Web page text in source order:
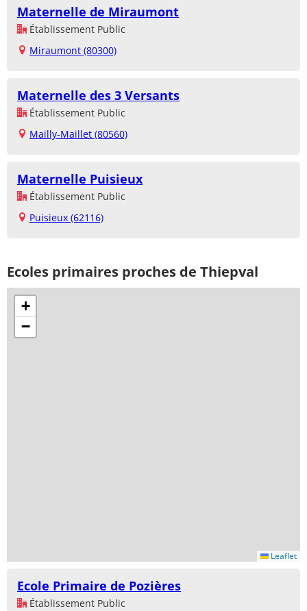
Maternelle de Miraumont
Établissement Public
Miraumont (80300)
Maternelle des 3 Versants
Établissement Public
Mailly-Maillet (80560)
Maternelle Puisieux
Établissement Public
Puisieux (62116)
Ecoles primaires proches de Thiepval
+
−
Leaflet
Ecole Primaire de Pozières
Établissement Public